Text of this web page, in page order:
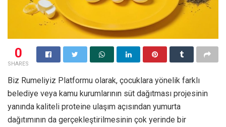
0
SHARES
Biz Rumeliyiz Platformu olarak, çocuklara yönelik farklı
belediye veya kamu kurumlarının süt dağıtması projesinin
yanında kaliteli proteine ulaşım açısından yumurta
dağıtımının da gerçekleştirilmesinin çok yerinde bir